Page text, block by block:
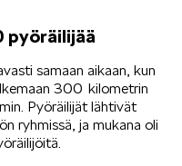
pyöräilijää
samaan aikaan, kun
300 kilometrin
Pyöräilijät lähtivät
ryhmissä, ja mukana oli